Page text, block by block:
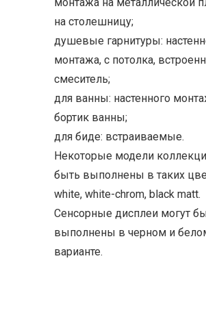
на столешницу;
душевые гарнитуры:
монтажа, с потолка,
смеситель;
для ванны: настенного
бортик ванны;
для биде: встраиваемые.
Некоторые модели
быть выполнены в таких
white, white-chrom, black matt.
Сенсорные дисплеи могут
выполнены в черном и
варианте.